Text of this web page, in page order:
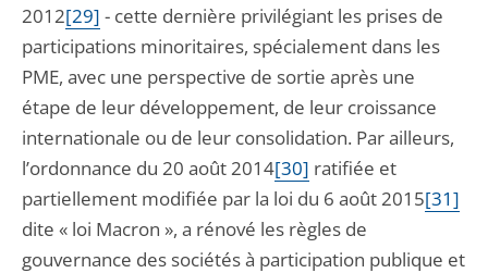
2012[29] - cette dernière privilégiant les prises de
participations minoritaires, spécialement dans les
PME, avec une perspective de sortie après une
étape de leur développement, de leur croissance
internationale ou de leur consolidation. Par ailleurs,
l’ordonnance du 20 août 2014[30] ratifiée et
partiellement modifiée par la loi du 6 août 2015[31]
dite « loi Macron », a rénové les règles de
gouvernance des sociétés à participation publique et